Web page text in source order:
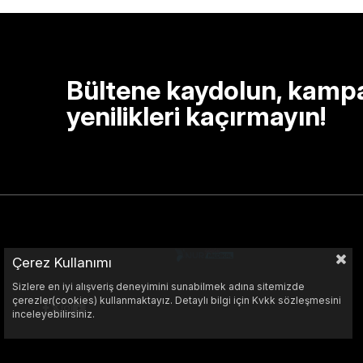
Bültene kaydolun,
yenilikleri kaçırmayın!
Çerez Kullanımı
Sizlere en iyi alışveriş deneyimini sunabilmek adına sitemizde
çerezler(cookies) kullanmaktayız. Detaylı bilgi için Kvkk sözleşmesini
inceleyebilirsiniz.